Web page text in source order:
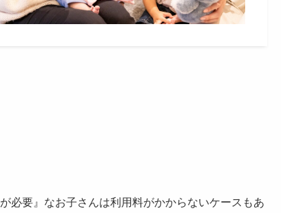
必要』なお子さんは利用料がかからないケースもあ